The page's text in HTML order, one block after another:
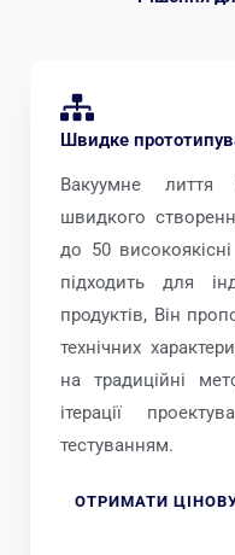
Швидке
Вакуумне лиття
швидкого
до 50
підходить для
продуктів, Він
технічних
на традиційні
ітерації
тестуванням.
ОТРИМАТИ